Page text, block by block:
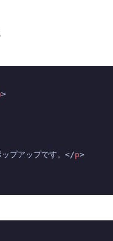
>
プアップです。 </p>